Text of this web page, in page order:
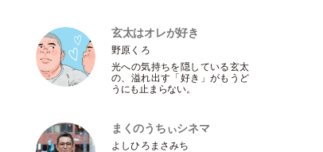
玄太はオレが好き
野原くろ
光への気持ちを隠している玄太
の、溢れ出す 「好き 」がもうど
うにも止まらない。
まくのうちぃシネマ
よしひろまさみち